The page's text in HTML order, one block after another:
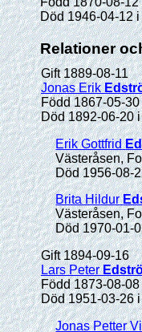
Död 1946-04-12
Relationer
Gift 1889-08-11
Jonas Erik
Född 1867-05-
Död 1892-06-20
Erik Gottfrid
Västeråsen,
Död 1956-08-
Brita Hildur
Västeråsen,
Död 1970-01-
Gift 1894-09-16
Lars Peter
Född 1873-08-
Död 1951-03-26
Jonas Petter